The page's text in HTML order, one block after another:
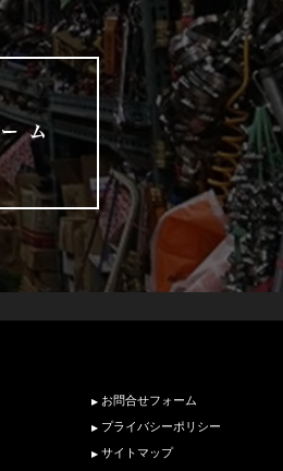
お問合せフォーム
プライバシーポリシー
サイトマップ